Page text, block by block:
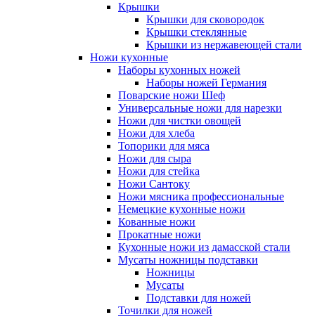
Крышки
Крышки для сковородок
Крышки стеклянные
Крышки из нержавеющей стали
Ножи кухонные
Наборы кухонных ножей
Наборы ножей Германия
Поварские ножи Шеф
Универсальные ножи для нарезки
Ножи для чистки овощей
Ножи для хлеба
Топорики для мяса
Ножи для сыра
Ножи для стейка
Ножи Сантоку
Ножи мясника профессиональные
Немецкие кухонные ножи
Кованные ножи
Прокатные ножи
Кухонные ножи из дамасской стали
Мусаты ножницы подставки
Ножницы
Мусаты
Подставки для ножей
Точилки для ножей